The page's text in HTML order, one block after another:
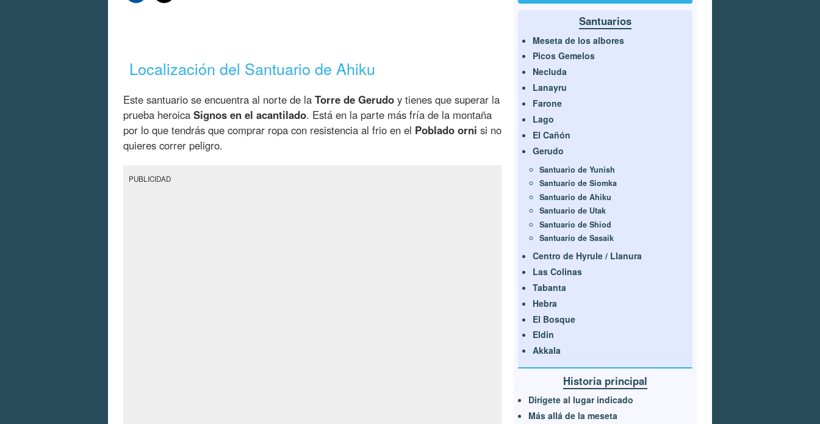
Localización del Santuario de Ahiku
Este santuario se encuentra al norte de la Torre de Gerudo y tienes que superar la
prueba heroica Signos en el acantilado. Está en la parte más fría de la montaña
por lo que tendrás que comprar ropa con resistencia al frio en el Poblado orni si no
quieres correr peligro.
PUBLICIDAD
Santuarios
Meseta de los albores
Picos Gemelos
Necluda
Lanayru
Farone
Lago
El Cañón
Gerudo
Santuario de Yunish
Santuario de Siomka
Santuario de Ahiku
Santuario de Utak
Santuario de Shiod
Santuario de Sasaik
Centro de Hyrule / Llanura
Las Colinas
Tabanta
Hebra
El Bosque
Eldin
Akkala
Historia principal
Dirígete al lugar indicado
Más allá de la meseta